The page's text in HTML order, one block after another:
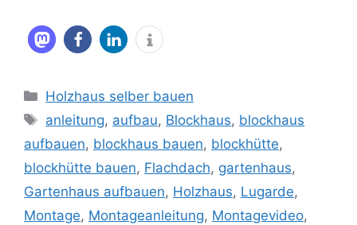
Kategorien
Holzhaus selber bauen
Schlagwörter
anleitung, aufbau, Blockhaus, blockhaus
aufbauen, blockhaus bauen, blockhütte,
blockhütte bauen, Flachdach, gartenhaus,
Gartenhaus aufbauen, Holzhaus, Lugarde,
Montage, Montageanleitung, Montagevideo,